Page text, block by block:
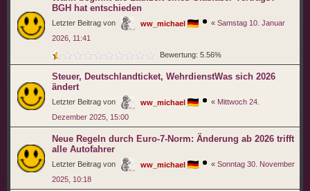
BGH hat entschieden
Letzter Beitrag von ww_michael « Samstag 10. Januar
2026, 11:41
Bewertung: 5.56%
Steuer, Deutschlandticket, WehrdienstWas sich 2026
ändert
Letzter Beitrag von ww_michael « Mittwoch 24.
Dezember 2025, 15:00
Neue Regeln durch Euro-7-Norm: Änderung ab 2026 trifft
alle Autofahrer
Letzter Beitrag von ww_michael « Sonntag 30. November
2025, 10:18